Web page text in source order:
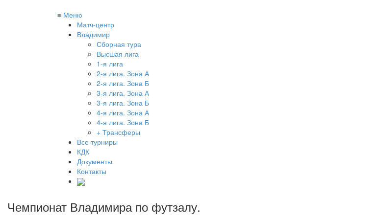
≡ Меню
Матч-центр
Владимир
Сборная тура
Высшая лига
1-я лига
2-я лига. Зона А
2-я лига. Зона Б
3-я лига. Зона А
3-я лига. Зона Б
4-я лига. Зона А
4-я лига. Зона Б
+ Трансферы
Все турниры
КДК
Документы
Контакты
Чемпионат Владимира по футзалу.